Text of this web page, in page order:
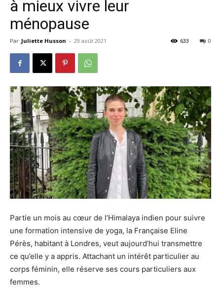
à mieux vivre leur
ménopause
Par Juliette Husson - 29 août 2021 0
633
Partie un mois au cœur de l’Himalaya indien pour suivre
une formation intensive de yoga, la Française Eline
Pérès, habitant à Londres, veut aujourd’hui transmettre
ce qu’elle y a appris. Attachant un intérêt particulier au
corps féminin, elle réserve ses cours particuliers aux
femmes.